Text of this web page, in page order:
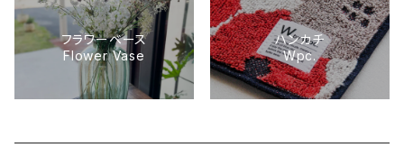
フラワーベース
Flower Vase
ハンカチ
Wpc.